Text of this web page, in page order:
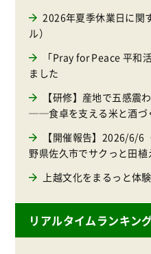
2026年夏季休業日に関
ル）
「Pray for Peace 平和
ました
【研修】産地で五感震
──食卓を支える米と酒づ
【開催報告】2026/6/6
野県佐久市でサクっと田植
上越文化をまるっと体
リアルタイムランキン